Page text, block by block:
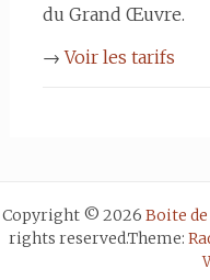
du Grand Œuvre.
→Voir les tarifs
Copyright © 2026 Boite
rights reserved.Theme: